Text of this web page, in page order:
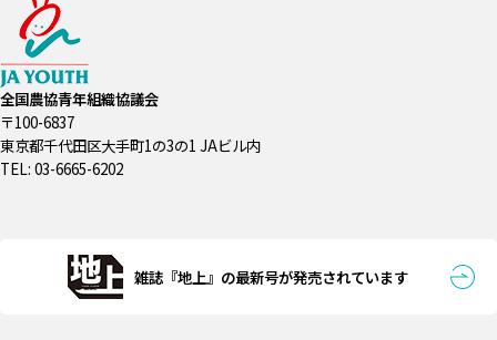
全国農協青年組織協議会
〒100-6837
東京都千代田区大手町1の3の1 JAビル内
TEL: 03-6665-6202
雑誌『地上』の最新号が発売されています